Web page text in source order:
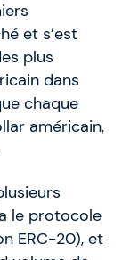
et s’est
plus
dans
chaque
américain,
le protocole
ERC-20), et